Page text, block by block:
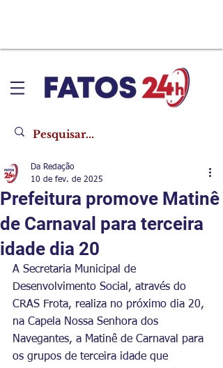
Prefeitura promove Matinê
de Carnaval para terceira
idade dia 20
Da Redação
10 de fev. de 2025
A Secretaria Municipal de
Desenvolvimento Social, através do
CRAS Frota, realiza no próximo dia 20,
na Capela Nossa Senhora dos
Navegantes, a Matinê de Carnaval para
os grupos de terceira idade que